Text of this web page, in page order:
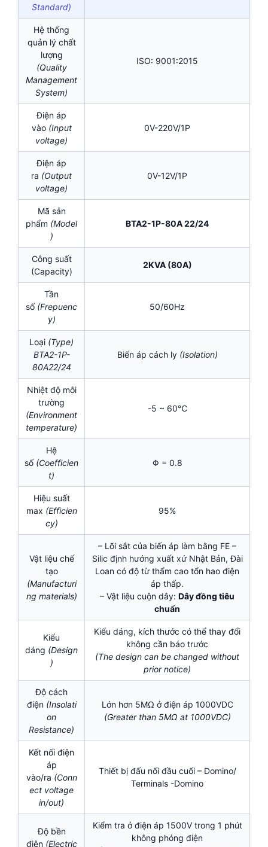
Standard)
Hệ thống
quản lý chất
lượng
(Quality
Management
System)
ISO: 9001:2015
Điện áp
vào (Input
voltage)
0V-220V/1P
Điện áp
ra (Output
voltage)
0V-12V/1P
Mã sản
phẩm (Model
)
BTA2-1P-80A 22/24
Công suất
(Capacity)
2KVA (80A)
Tần
số (Frepuenc
y)
50/60Hz
Loại (Type)
BTA2-1P-
80A22/24
Biến áp cách ly (Isolation)
Nhiệt độ môi
trường
(Environment
temperature)
-5 ~ 60℃
Hệ
số (Coefficien
t)
Φ = 0.8
Hiệu suất
max (Efficien
cy)
95%
Vật liệu chế
tạo
(Manufacturi
ng materials)
– Lõi sắt của biến áp làm bằng FE –
Silic định hướng xuất xứ Nhật Bản, Đài
Loan có độ từ thẩm cao tổn hao điện
áp thấp.
– Vật liệu cuộn dây: Dây đồng tiêu
chuẩn
Kiểu
dáng (Design
)
Kiểu dáng, kích thước có thể thay đổi
không cần báo trước
(The design can be changed without
prior notice)
Độ cách
điện (Insolati
on
Resistance)
Lớn hơn 5MΩ ở điện áp 1000VDC
(Greater than 5MΩ at 1000VDC)
Kết nối điện
áp
vào/ra (Conn
ect voltage
in/out)
Thiết bị đấu nối đầu cuối – Domino/
Terminals -Domino
Độ bền
điện (Electric
Kiểm tra ở điện áp 1500V trong 1 phút
không phóng điện